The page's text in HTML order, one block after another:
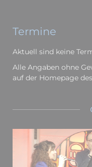
Termine
Aktuell sind keine
Alle Angaben ohne
auf der Homepage